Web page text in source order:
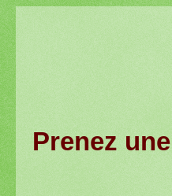
Prenez